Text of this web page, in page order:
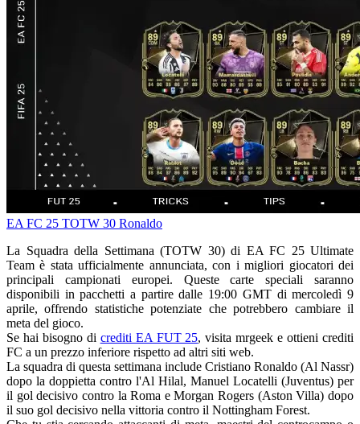
EA FC 25 TOTW 30 Ronaldo
La Squadra della Settimana (TOTW 30) di EA FC 25 Ultimate
Team è stata ufficialmente annunciata, con i migliori giocatori dei
principali campionati europei. Queste carte speciali saranno
disponibili in pacchetti a partire dalle 19:00 GMT di mercoledì 9
aprile, offrendo statistiche potenziate che potrebbero cambiare il
meta del gioco.
Se hai bisogno di crediti EA FUT 25, visita mrgeek e ottieni crediti
FC a un prezzo inferiore rispetto ad altri siti web.
La squadra di questa settimana include Cristiano Ronaldo (Al Nassr)
dopo la doppietta contro l'Al Hilal, Manuel Locatelli (Juventus) per
il gol decisivo contro la Roma e Morgan Rogers (Aston Villa) dopo
il suo gol decisivo nella vittoria contro il Nottingham Forest.